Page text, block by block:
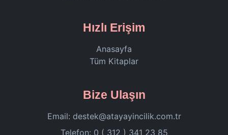
Hızlı Erişim
Anasayfa
Tüm Kitaplar
Bize Ulaşın
Email: destek@atayayincilik.com.tr
Telefon: 0 ( 312 ) 341 23 85